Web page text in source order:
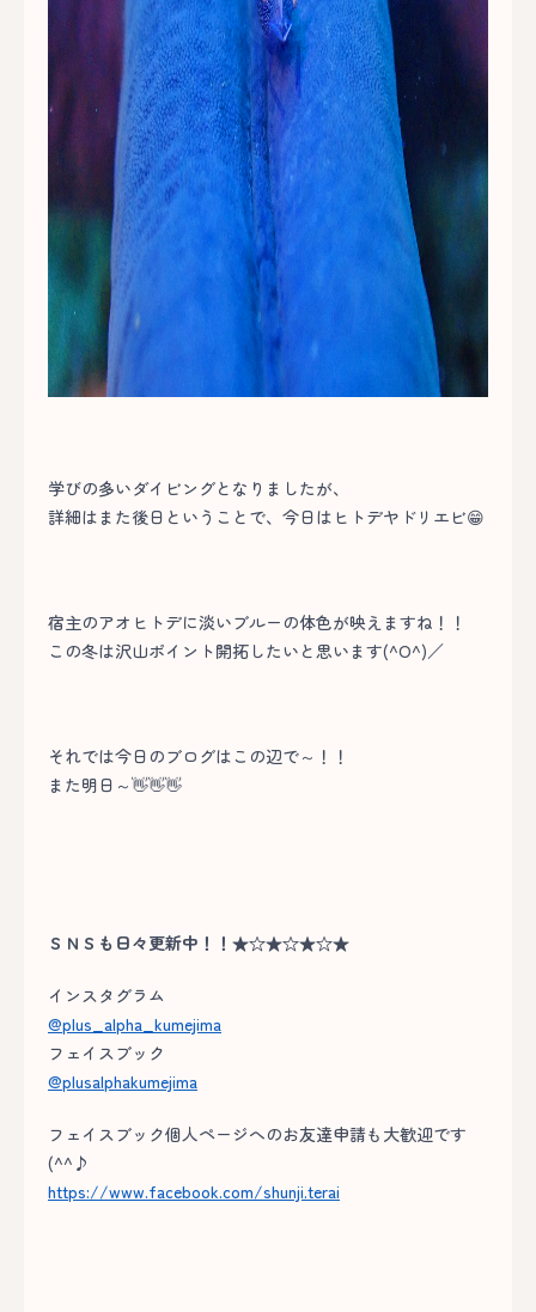
学びの多いダイビングとなりましたが、
詳細はまた後日ということで、今日はヒトデヤドリエビ😁
宿主のアオヒトデに淡いブルーの体色が映えますね！！
この冬は沢山ポイント開拓したいと思います(^O^)／
それでは今日のブログはこの辺で～！！
また明日～👋👋👋
ＳＮＳも日々更新中！！★☆★☆★☆★
インスタグラム
@plus_alpha_kumejima
フェイスブック
@plusalphakumejima
フェイスブック個人ページへのお友達申請も大歓迎です
(^^♪
https://www.facebook.com/shunji.terai